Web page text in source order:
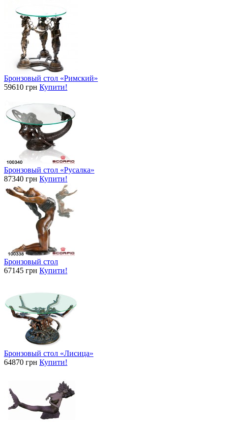
Бронзовый стол «Римский»
59610 грн Купити!
Бронзовый стол «Русалка»
87340 грн Купити!
Бронзовый стол
67145 грн Купити!
Бронзовый стол «Лисица»
64870 грн Купити!